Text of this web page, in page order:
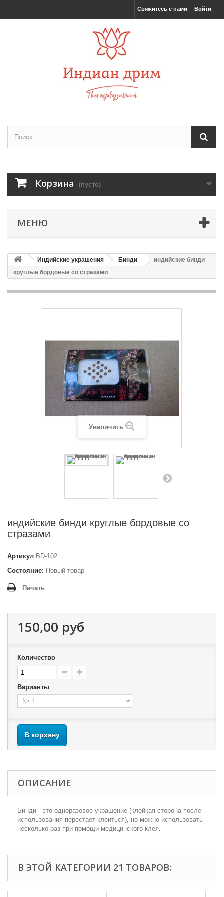
Войти
Свяжитесь с нами
Корзина (пусто)
МЕНЮ
Индийские украшения Бинди
индийские бинди
круглые бордовые со стразами
Увеличить
индийские бинди круглые бордовые со
стразами
Артикул BD-102
Состояние: Новый товар
Печать
150,00 руб
Количество
Варианты
В корзину
ОПИСАНИЕ
Бинди - это одноразовое украшение (клейкая сторона после
использования перестает клеиться), но можно использовать
несколько раз при помощи медицинского клея.
В ЭТОЙ КАТЕГОРИИ 21 ТОВАРОВ: